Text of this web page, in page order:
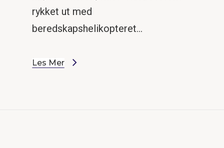
rykket ut med
beredskapshelikopteret…
Les Mer